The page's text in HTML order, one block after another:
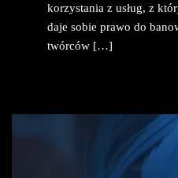
korzystania z usług, z
daje sobie prawo do
twórców […]